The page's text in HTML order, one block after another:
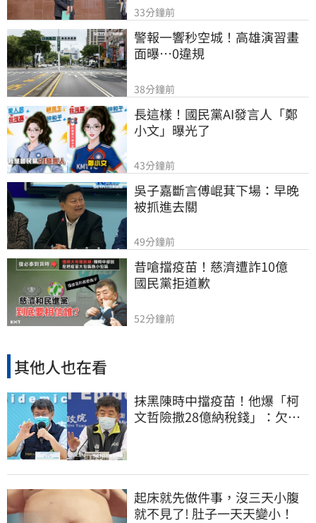
33分鐘前
警報一響秒空城！高雄演習畫
面曝…0違規
38分鐘前
長這樣！國民黨AI發言人「鄭
小文」曝光了
43分鐘前
吳子嘉斷言傅崐萁下場：早晚
被抓進去關
49分鐘前
昔嗆擋疫苗！慈濟遭詐10億
國民黨拒道歉
52分鐘前
其他人也在看
抹黑陳時中擋疫苗！他爆「柯
文哲險撒28億納稅錢」：欠台
起床就先做件事，沒三天小腹
就不見了! 肚子一天天變小！